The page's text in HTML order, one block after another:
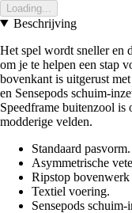
Loading...
Beschrijving
Het spel wordt sneller en
om je te helpen een stap
bovenkant is uitgerust
en Sensepods schuim-
Speedframe buitenzool
modderige velden.
Standaard pasvorm.
Asymmetrische
Ripstop bovenwerk
Textiel voering.
Sensepods schuim-